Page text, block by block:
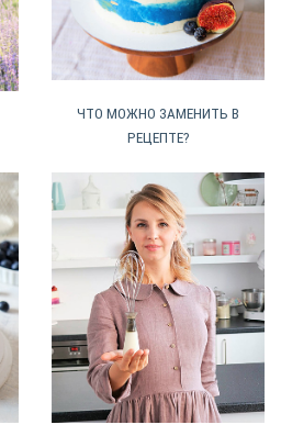
ЧТО МОЖНО ЗАМЕНИТЬ В
РЕЦЕПТЕ?